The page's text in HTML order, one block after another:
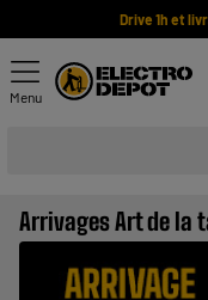
Drive 1h et
Menu
Arrivages Art de la